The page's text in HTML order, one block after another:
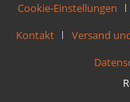
Cookie-Einstellungen
Kontakt
Versand